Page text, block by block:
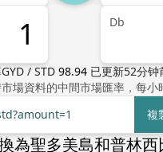
Db
GYD/ STD 98.94 已更新52分钟
場資料的中間市場匯率，每小
複
為聖多美島和普林